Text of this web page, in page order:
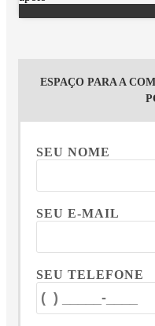
ESPAÇO PARA A
SEU NOME
SEU E-MAIL
SEU TELEFONE